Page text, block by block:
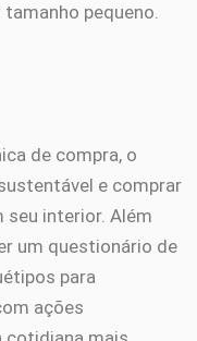
pequeno.
de compra, o
e comprar
seu interior. Além
um questionário de
para
ações